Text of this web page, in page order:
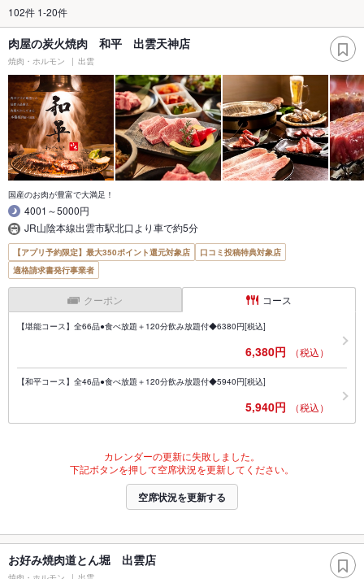
102件 1-20件
肉屋の炭火焼肉 和平 出雲天神店
焼肉・ホルモン 出雲
国産のお肉が豊富で大満足！
4001～5000円
JR山陰本線出雲市駅北口より車で約5分
【アプリ予約限定】最大350ポイント還元対象店
口コミ投稿特典対象店
適格請求書発行事業者
クーポン コース
【堪能コース】全66品●食べ放題＋120分飲み放題付◆6380円[税込]
6,380円 （税込）
【和平コース】全46品●食べ放題＋120分飲み放題付◆5940円[税込]
5,940円 （税込）
カレンダーの更新に失敗しました。
下記ボタンを押して空席状況を更新してください。
空席状況を更新する
お好み焼肉道とん堀 出雲店